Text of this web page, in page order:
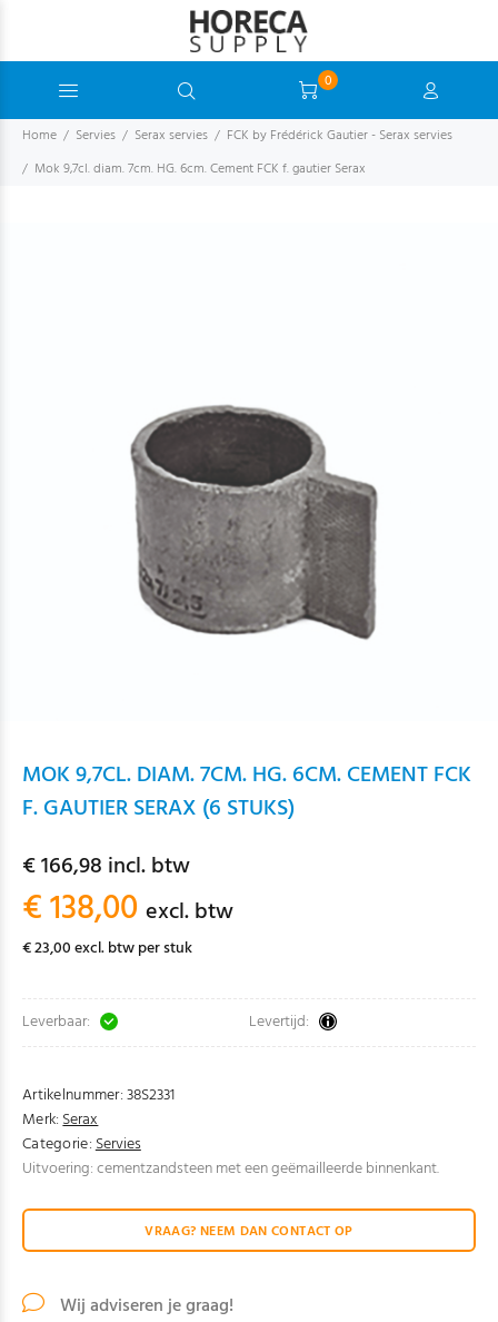
0
Home Servies Serax servies
FCK by Frédérick Gautier - Serax servies
Mok 9,7cl. diam. 7cm. HG. 6cm. Cement FCK f. gautier Serax
MOK 9,7CL. DIAM. 7CM. HG. 6CM. CEMENT FCK
F. GAUTIER SERAX (6 STUKS)
€ 166,98 incl. btw
€ 138,00 excl. btw
€ 23,00 excl. btw per stuk
Leverbaar: Levertijd:
Artikelnummer:38S2331
Merk:Serax
Categorie:Servies
Uitvoering: cementzandsteen met een geëmailleerde binnenkant.
VRAAG? NEEM DAN CONTACT OP
Wij adviseren je graag!